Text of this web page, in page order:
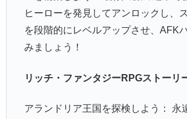
ヒーローを発見してアンロックし、
を段階的にレベルアップさせ、AFK
みましょう！
リッチ・ファンタジーRPGストーリ
アランドリア王国を探検しよう： 永